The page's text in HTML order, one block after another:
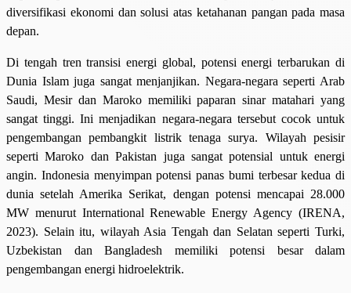
diversifikasi ekonomi dan solusi atas ketahanan pangan pada masa
depan.
Di tengah tren transisi energi global, potensi energi terbarukan di
Dunia Islam juga sangat menjanjikan. Negara-negara seperti Arab
Saudi, Mesir dan Maroko memiliki paparan sinar matahari yang
sangat tinggi. Ini menjadikan negara-negara tersebut cocok untuk
pengembangan pembangkit listrik tenaga surya. Wilayah pesisir
seperti Maroko dan Pakistan juga sangat potensial untuk energi
angin. Indonesia menyimpan potensi panas bumi terbesar kedua di
dunia setelah Amerika Serikat, dengan potensi mencapai 28.000
MW menurut International Renewable Energy Agency (IRENA,
2023). Selain itu, wilayah Asia Tengah dan Selatan seperti Turki,
Uzbekistan dan Bangladesh memiliki potensi besar dalam
pengembangan energi hidroelektrik.